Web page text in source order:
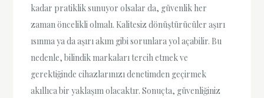
kadar pratiklik sunuyor olsalar da, güvenlik her
zaman öncelikli olmalı. Kalitesiz dönüştürücüler aşırı
ısınma ya da aşırı akım gibi sorunlara yol açabilir. Bu
nedenle, bilindik markaları tercih etmek ve
gerektiğinde cihazlarınızı denetimden geçirmek
akıllıca bir yaklaşım olacaktır. Sonuçta, güvenliğiniz